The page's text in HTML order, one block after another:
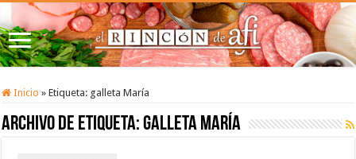
Inicio » Etiqueta: galleta María
Archivo de etiqueta:galleta María